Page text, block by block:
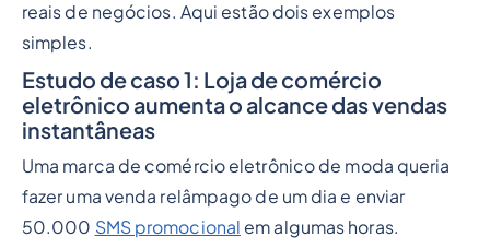
reais de negócios. Aqui estão dois exemplos
simples.
Estudo de caso 1: Loja de comércio
eletrônico aumenta o alcance das vendas
instantâneas
Uma marca de comércio eletrônico de moda queria
fazer uma venda relâmpago de um dia e enviar
50.000 SMS promocional em algumas horas.